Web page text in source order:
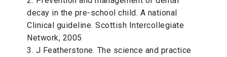
decay in the pre-school child. A national
Clinical guideline. Scottish Intercollegiate
Network, 2005
3. J Featherstone. The science and practice